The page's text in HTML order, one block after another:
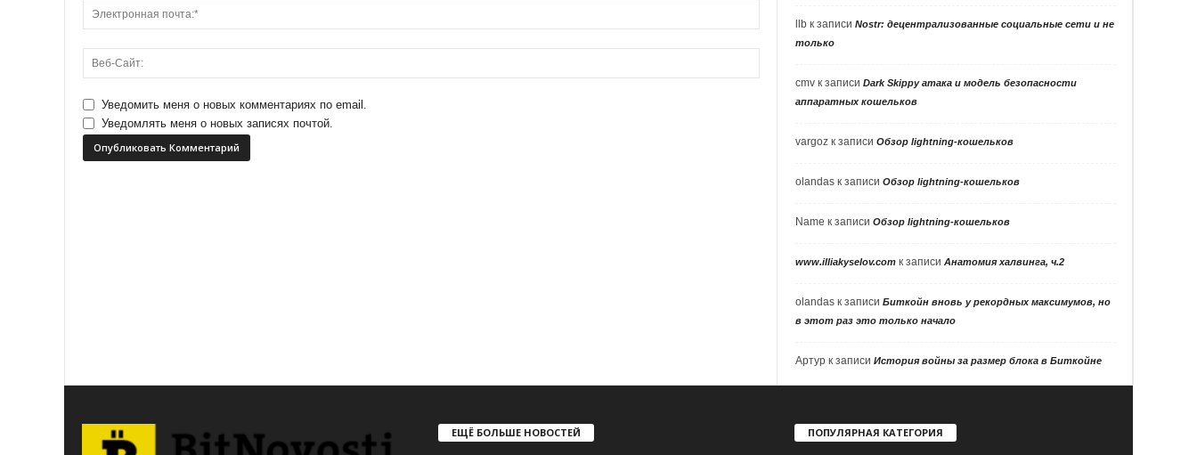
Уведомить меня о новых комментариях по email.
Уведомлять меня о новых записях почтой.
llb к записиNostr: децентрализованные социальные сети и не
только
cmv к записиDark Skippy атака и модель безопасности
аппаратных кошельков
vargoz к записиОбзор lightning-кошельков
olandas к записиОбзор lightning-кошельков
Name к записиОбзор lightning-кошельков
www.illiakyselov.com к записиАнатомия халвинга, ч.2
olandas к записиБиткойн вновь у рекордных максимумов, но
в этот раз это только начало
Артур к записиИстория войны за размер блока в Биткойне
ЕЩЁ БОЛЬШЕ НОВОСТЕЙ ПОПУЛЯРНАЯ КАТЕГОРИЯ